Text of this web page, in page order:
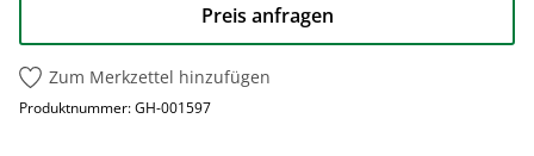
Preis anfragen
Zum Merkzettel hinzufügen
Produktnummer:GH-001597